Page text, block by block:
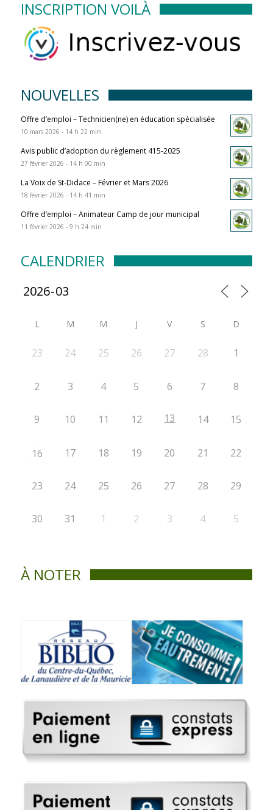
INSCRIPTION VOILÀ
NOUVELLES
Offre d’emploi – Technicien(ne) en éducation spécialisée
10 mars 2026 - 14 h 22 min
Avis public d’adoption du règlement 415-2025
27 février 2026 - 14 h 00 min
La Voix de St-Didace – Février et Mars 2026
18 février 2026 - 14 h 41 min
Offre d’emploi – Animateur Camp de jour municipal
11 février 2026 - 9 h 24 min
CALENDRIER
L M M J V S D
23 24 25 26 27 28 1
2 3 4 5 6 7 8
9 10 11 12 13 14 15
16 17 18 19 20 21 22
23 24 25 26 27 28 29
30 31 1 2 3 4 5
À NOTER